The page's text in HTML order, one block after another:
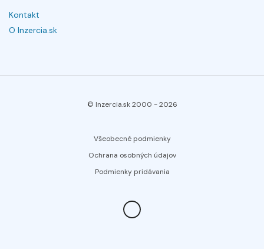
Kontakt
O Inzercia.sk
© Inzercia.sk 2000 -2026
Všeobecné podmienky
Ochrana osobných údajov
Podmienky pridávania